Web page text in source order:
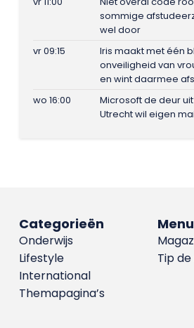
sommige
wel door
vr 09:15
Iris maakt met één
onveiligheid van
en wint daarmee
wo 16:00
Microsoft de deur
Utrecht wil eigen
Menu
Tip
Categorieën
Onderwijs
Lifestyle
International
Themapagina’s